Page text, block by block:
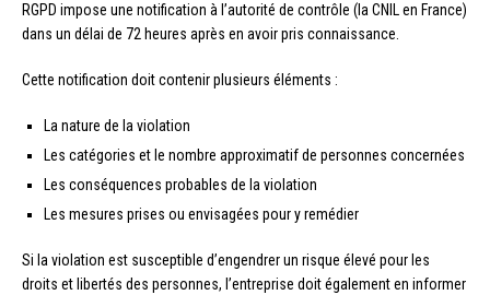
RGPD impose une notification à l’autorité de contrôle (la CNIL en France)
dans un délai de 72 heures après en avoir pris connaissance.
Cette notification doit contenir plusieurs éléments :
La nature de la violation
Les catégories et le nombre approximatif de personnes concernées
Les conséquences probables de la violation
Les mesures prises ou envisagées pour y remédier
Si la violation est susceptible d’engendrer un risque élevé pour les
droits et libertés des personnes, l’entreprise doit également en informer